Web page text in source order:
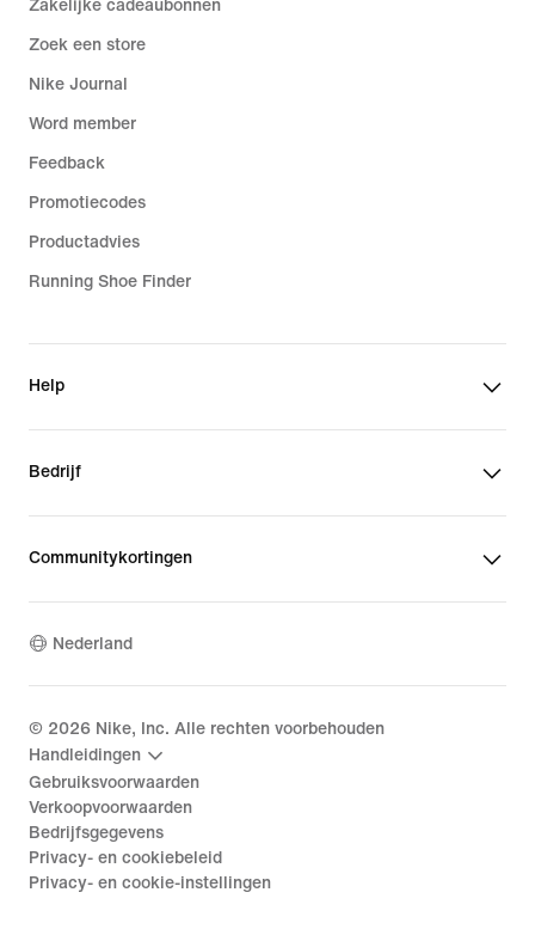
Zakelijke cadeaubonnen
Zoek een store
Nike Journal
Word member
Feedback
Promotiecodes
Productadvies
Running Shoe Finder
Help
Bedrijf
Communitykortingen
Nederland
© 2026 Nike, Inc. Alle rechten voorbehouden
Handleidingen
Gebruiksvoorwaarden
Verkoopvoorwaarden
Bedrijfsgegevens
Privacy- en cookiebeleid
Privacy- en cookie-instellingen